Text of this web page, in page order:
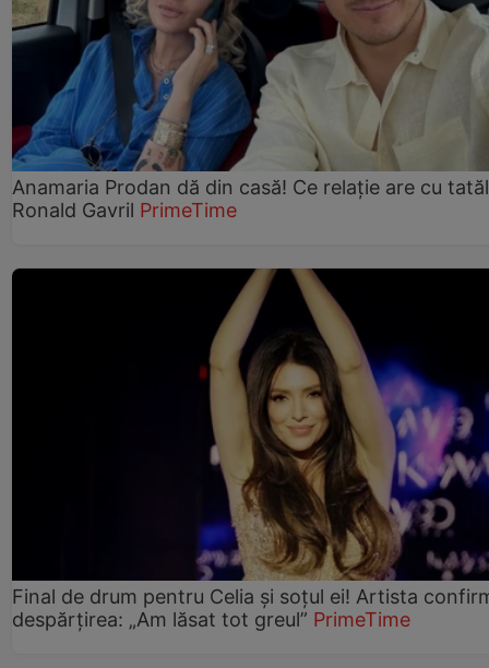
Anamaria Prodan dă din casă! Ce relație are cu
Ronald Gavril PrimeTime
Final de drum pentru Celia și soțul ei! Artista
despărțirea: „Am lăsat tot greul” PrimeTime